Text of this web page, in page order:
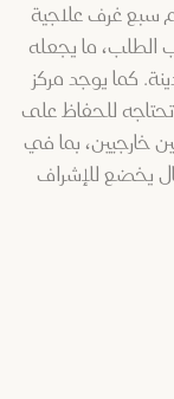
سبع غرف علاجية
ما يجعله
كما يوجد مركز
تحتاجه للحفاظ على
خارجيين، بما في
يخضع للإشراف